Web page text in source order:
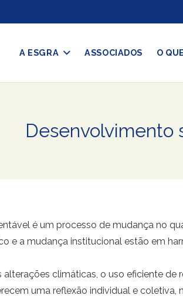
A ESGRA ASSOCIADOS O
Desenvolvimento
é um processo de mudança no
e a mudança institucional estão em
climáticas, o uso eficiente
uma reflexão individual e